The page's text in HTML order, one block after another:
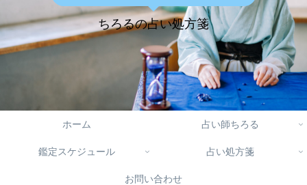
ちろるの占い処方箋
ホーム 占い師ちろる
鑑定スケジュール 占い処方箋
お問い合わせ